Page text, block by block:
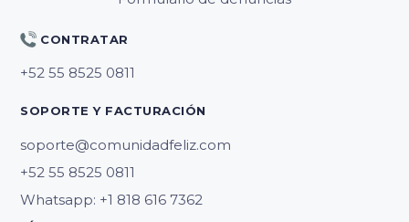
CONTRATAR
SOPORTE Y FACTURACIÓN
soporte@comunidadfeliz.com
Whatsapp: +1 818 616 7362